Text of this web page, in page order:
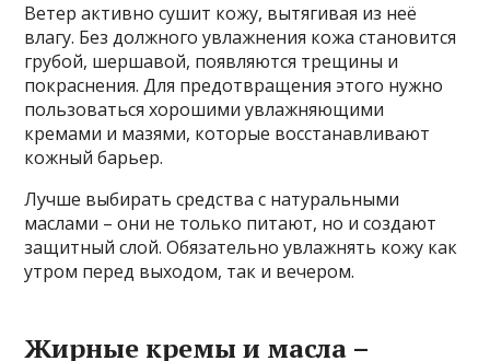
Ветер активно сушит кожу, вытягивая из неё
влагу. Без должного увлажнения кожа становится
грубой, шершавой, появляются трещины и
покраснения. Для предотвращения этого нужно
пользоваться хорошими увлажняющими
кремами и мазями, которые восстанавливают
кожный барьер.
Лучше выбирать средства с натуральными
маслами – они не только питают, но и создают
защитный слой. Обязательно увлажнять кожу как
утром перед выходом, так и вечером.
Жирные кремы и масла –